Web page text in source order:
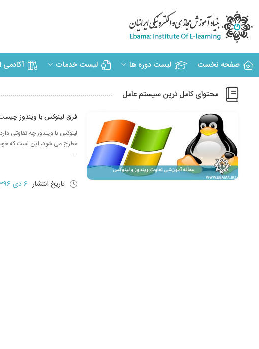
صفحه نخست لیست دوره ها لیست خدمات آکادمی
محتوای کامل ترین سیستم عامل
فرق لینوکس با ویندوز
لینوکس با ویندوز چه تفاوتی
مطرح می شود، این است که خوب
...
تاریخ انتشار 6 دی 1396